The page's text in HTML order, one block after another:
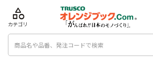
category
カテゴリ